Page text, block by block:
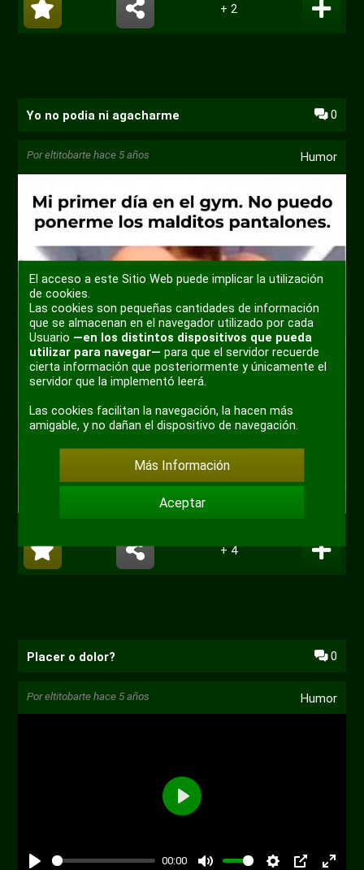
+ 2
Yo no podia ni agacharme 0
Poreltitobarte hace 5 años Humor
+ 4
Placer o dolor? 0
Poreltitobarte hace 5 años Humor
00:00
Reproducir
El acceso a este Sitio Web puede implicar la utilización
de cookies.
Las cookies son pequeñas cantidades de información
que se almacenan en el navegador utilizado por cada
Usuario —en los distintos dispositivos que pueda
utilizar para navegar— para que el servidor recuerde
cierta información que posteriormente y únicamente el
servidor que la implementó leerá.
Las cookies facilitan la navegación, la hacen más
amigable, y no dañan el dispositivo de navegación.
Más Información
Aceptar